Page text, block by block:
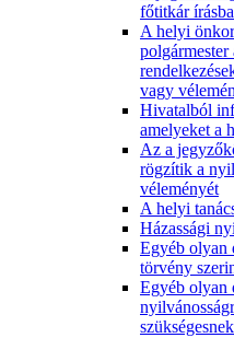
főtitkár
A helyi
vagy
Hivatalból
amelyeket a
Az a
rögzítik a
véleményét
A helyi
Házassági
Egyéb olyan
törvény
Egyéb olyan